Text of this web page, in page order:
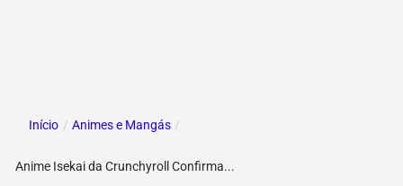
Início / Animes e Mangás /
Anime Isekai da Crunchyroll Confirma...